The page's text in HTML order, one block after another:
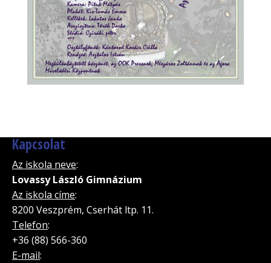
Kapcsolat
Az iskola neve:
Lovassy László Gimnázium
Az iskola címe:
8200 Veszprém, Cserhát ltp. 11.
Telefon:
+36 (88) 566-360
E-mail: